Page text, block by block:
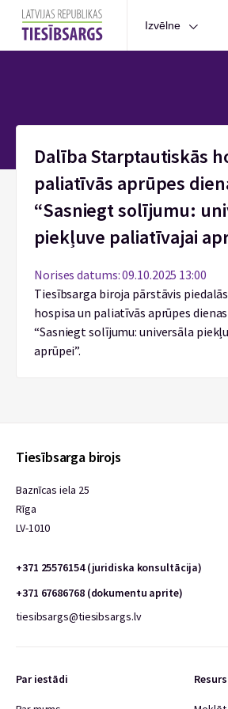
Izvēlne
Dalība Starptautiskās
paliatīvās aprūpes
“Sasniegt solījumu:
piekļuve paliatīvajai
Norises datums: 09.10.2025 13:00
Tiesībsarga biroja pārstāvis
hospisa un paliatīvās aprūpes
“Sasniegt solījumu: universāla
aprūpei”.
Tiesībsarga birojs
Baznīcas iela 25
Rīga
LV-1010
+371 25576154 (juridiska konsultācija)
+371 67686768 (dokumentu aprite)
tiesibsargs@tiesibsargs.lv
Par iestādi